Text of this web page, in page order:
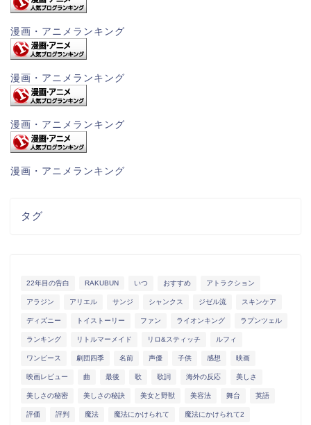
漫画・アニメランキング
漫画・アニメランキング
漫画・アニメランキング
漫画・アニメランキング
タグ
22年目の告白 RAKUBUN いつ おすすめ アトラクション
アラジン アリエル サンジ シャンクス ジゼル流 スキンケア
ディズニー トイストーリー ファン ライオンキング ラプンツェル
ランキング リトルマーメイド リロ&スティッチ ルフィ
ワンピース 劇団四季 名前 声優 子供 感想 映画
映画レビュー 曲 最後 歌 歌詞 海外の反応 美しさ
美しさの秘密 美しさの秘訣 美女と野獣 美容法 舞台 英語
評価 評判 魔法 魔法にかけられて 魔法にかけられて2